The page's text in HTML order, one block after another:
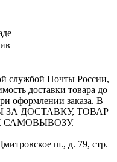
службой Почты России,
доставки товара до
оформлении заказа. В
ДОСТАВКУ, ТОВАР
ш., д. 79, стр.